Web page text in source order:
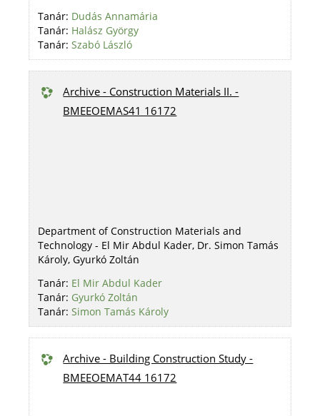
Tanár: Dudás Annamária
Tanár: Halász György
Tanár:Szabó László
Archive - Construction Materials II. -
BMEEOEMAS41 16172
Department of Construction Materials and
Technology - El Mir Abdul Kader, Dr. Simon Tamás
Károly, Gyurkó Zoltán
Tanár: El Mir Abdul Kader
Tanár: Gyurkó Zoltán
Tanár:Simon Tamás Károly
Archive - Building Construction Study -
BMEEOEMAT44 16172